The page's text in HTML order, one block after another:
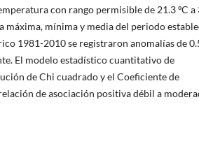
con rango permisible de 21.3 ºC a
máxima, mínima y media del periodo
1981-2010 se registraron anomalías de
El modelo estadístico cuantitativo de
de Chi cuadrado y el Coeficiente de
de asociación positiva débil a